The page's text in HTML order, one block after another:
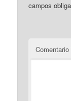
campos
Comentario